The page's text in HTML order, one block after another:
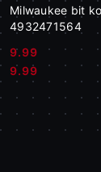
Milwaukee bit
4932471564
Cena:
9.99
Cena:
9.99